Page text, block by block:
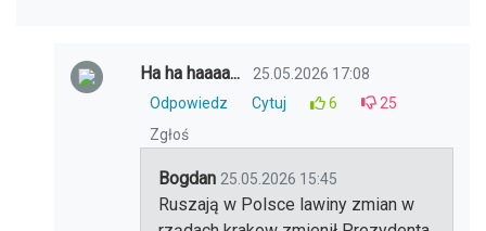
Ha ha haaaa...
25.05.2026 17:08
Odpowiedz
Cytuj 6
25
Zgłoś
Bogdan 25.05.2026 15:45
Ruszają w Polsce lawiny zmian w